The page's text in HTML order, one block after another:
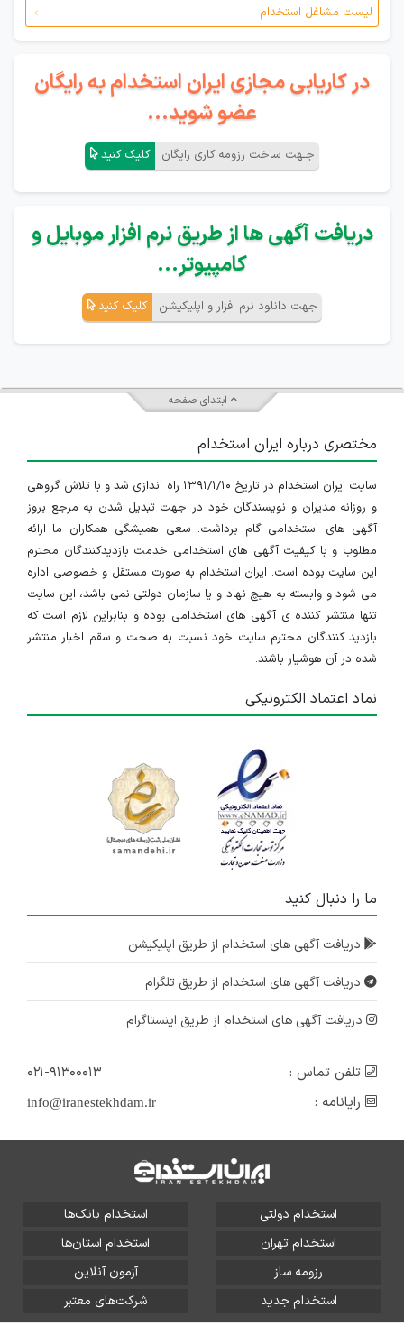
لیست مشاغل استخدام
در کاریابی مجازی ایران استخدام به رایگان
عضو شوید...
جـهت ساخت رزومه کاری رایگان کلیک کنید
دریافت آگهی ها از طریق نرم افزار موبایل و
کامپیوتر...
جهت دانلود نرم افزار و اپلیکیشن کلیک کنید
ابتدای صفحه
مختصری درباره ایران استخدام
سایت ایران استخدام در تاریخ ۱۳۹۱/۱/۱۰ راه اندازی شد و با تلاش گروهی
و روزانه مدیران و نویسندگان خود در جهت تبدیل شدن به مرجع بروز
آگهی های استخدامی گام برداشت. سعی همیشگی همکاران ما ارائه
مطلوب و با کیفیت آگهی های استخدامی خدمت بازدیدکنندگان محترم
این سایت بوده است. ایران استخدام به صورت مستقل و خصوصی اداره
می شود و وابسته به هیچ نهاد و یا سازمان دولتی نمی باشد، این سایت
تنها منتشر کننده ی آگهی های استخدامی بوده و بنابراین لازم است که
بازدید کنندگان محترم سایت خود نسبت به صحت و سقم اخبار منتشر
شده در آن هوشیار باشند.
نماد اعتماد الکترونیکی
ما را دنبال کنید
دریافت آگهی های استخدام از طریق اپلیکیشن
دریافت آگهی های استخدام از طریق تلگرام
دریافت آگهی های استخدام از طریق اینستاگرام
تلفن تماس :
۰۲۱-۹۱۳۰۰۰۱۳
رایانامه :
info@iranestekhdam.ir
استخدام دولتی
استخدام بانک‌ها
استخدام تهران
استخدام استان‌ها
رزومه ساز
آزمون آنلاین
استخدام جدید
شرکت‌های معتبر